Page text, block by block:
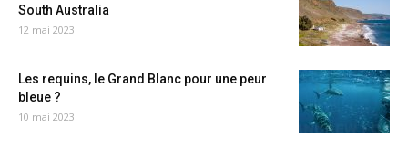
South Australia
12 mai 2023
Les requins, le Grand Blanc pour une peur
bleue ?
10 mai 2023